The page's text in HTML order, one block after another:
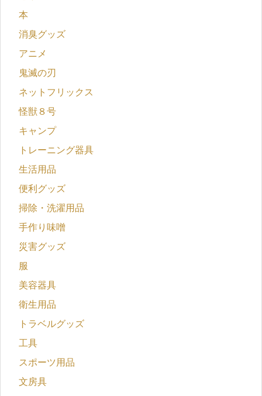
本
消臭グッズ
アニメ
鬼滅の刃
ネットフリックス
怪獣８号
キャンプ
トレーニング器具
生活用品
便利グッズ
掃除・洗濯用品
手作り味噌
災害グッズ
服
美容器具
衛生用品
トラベルグッズ
工具
スポーツ用品
文房具